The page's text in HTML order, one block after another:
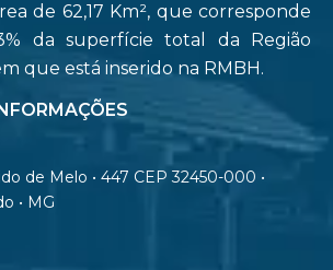
de 62,17 Km², que corresponde
da superfície total da Região
que está inserido na RMBH.
de Melo • 447 CEP 32450-000 •
• MG